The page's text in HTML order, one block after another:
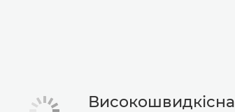
Високошвидкісна